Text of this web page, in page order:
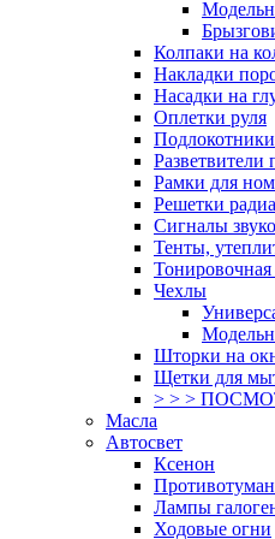
Колпаки на
Накладки
Насадки на
Оплетки руля
Подлокотники
Разветвители
Рамки для
Решетки
Сигналы
Тенты,
Чехлы
Шторки на
Щетки для
> > >
Масла
Автосвет
Ксенон
Лампы
Ходовые огни